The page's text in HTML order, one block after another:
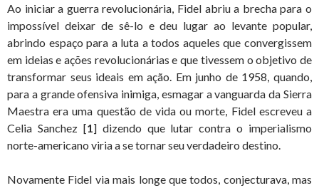
Ao iniciar a guerra revolucionária, Fidel abriu a brecha para o
impossível deixar de sê-lo e deu lugar ao levante popular,
abrindo espaço para a luta a todos aqueles que convergissem
em ideias e ações revolucionárias e que tivessem o objetivo de
transformar seus ideais em ação. Em junho de 1958, quando,
para a grande ofensiva inimiga, esmagar a vanguarda da Sierra
Maestra era uma questão de vida ou morte, Fidel escreveu a
Celia Sanchez [1 ] dizendo que lutar contra o imperialismo
norte-americano viria a se tornar seu verdadeiro destino.
Novamente Fidel via mais longe que todos, conjecturava, mas